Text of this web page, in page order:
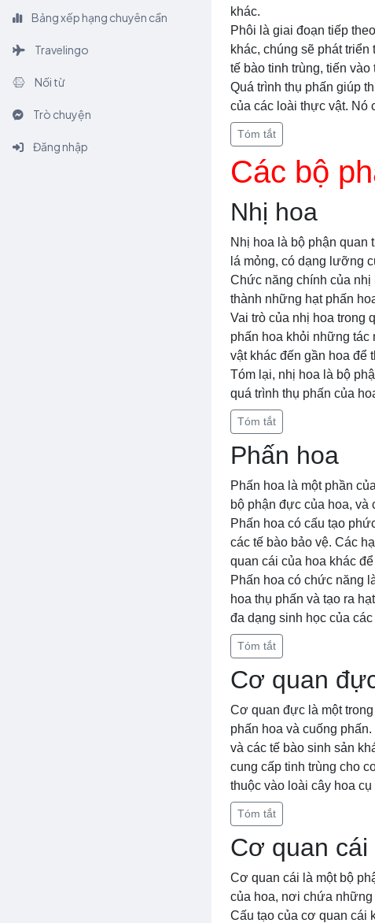
Bảng xếp hạng chuyên cần
Travelingo
Nối từ
Trò chuyện
Đăng nhập
khác.
Phôi là giai đoạn tiếp
khác, chúng sẽ phát
tế bào tinh trùng, tiến
Quá trình thụ phấn giúp
của các loài thực vật. Nó
Tóm tắt
Các bộ
Nhị hoa
Nhị hoa là bộ phận quan
lá mỏng, có dạng lưỡng
Chức năng chính của nhị
thành những hạt phấn
Vai trò của nhị hoa trong
phấn hoa khỏi những tác
vật khác đến gần hoa để
Tóm lại, nhị hoa là bộ
quá trình thụ phấn của
Tóm tắt
Phấn hoa
Phấn hoa là một phần
bộ phận đực của hoa, và
Phấn hoa có cấu tạo
các tế bào bảo vệ. Các
quan cái của hoa khác
Phấn hoa có chức năng
hoa thụ phấn và tạo ra
đa dạng sinh học của
Tóm tắt
Cơ quan
Cơ quan đực là một
phấn hoa và cuống
và các tế bào sinh sản
cung cấp tinh trùng cho
thuộc vào loài cây hoa
Tóm tắt
Cơ quan cái
Cơ quan cái là một bộ
của hoa, nơi chứa những
Cấu tạo của cơ quan cái